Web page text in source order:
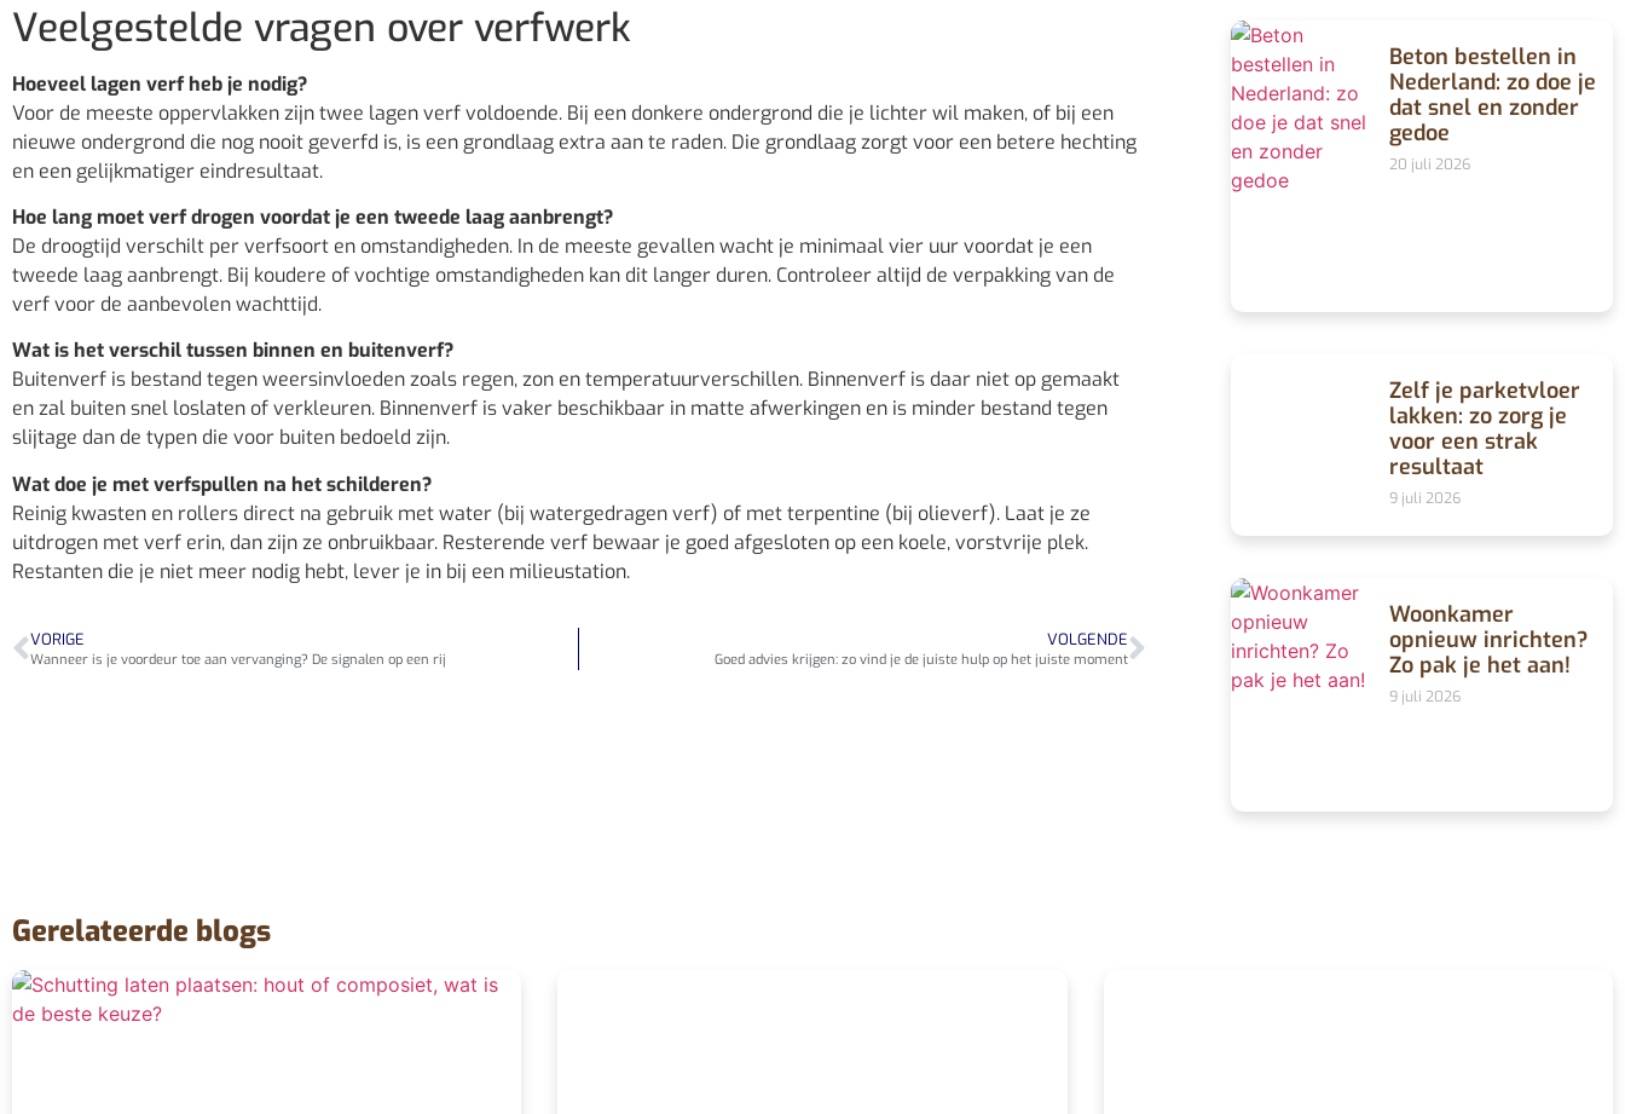
Veelgestelde vragen over verfwerk
Hoeveel lagen verf heb je nodig?
Voor de meeste oppervlakken zijn twee lagen verf voldoende. Bij een donkere ondergrond die je lichter wil maken, of bij een
nieuwe ondergrond die nog nooit geverfd is, is een grondlaag extra aan te raden. Die grondlaag zorgt voor een betere hechting
en een gelijkmatiger eindresultaat.
Hoe lang moet verf drogen voordat je een tweede laag aanbrengt?
De droogtijd verschilt per verfsoort en omstandigheden. In de meeste gevallen wacht je minimaal vier uur voordat je een
tweede laag aanbrengt. Bij koudere of vochtige omstandigheden kan dit langer duren. Controleer altijd de verpakking van de
verf voor de aanbevolen wachttijd.
Wat is het verschil tussen binnen en buitenverf?
Buitenverf is bestand tegen weersinvloeden zoals regen, zon en temperatuurverschillen. Binnenverf is daar niet op gemaakt
en zal buiten snel loslaten of verkleuren. Binnenverf is vaker beschikbaar in matte afwerkingen en is minder bestand tegen
slijtage dan de typen die voor buiten bedoeld zijn.
Wat doe je met verfspullen na het schilderen?
Reinig kwasten en rollers direct na gebruik met water (bij watergedragen verf) of met terpentine (bij olieverf). Laat je ze
uitdrogen met verf erin, dan zijn ze onbruikbaar. Resterende verf bewaar je goed afgesloten op een koele, vorstvrije plek.
Restanten die je niet meer nodig hebt, lever je in bij een milieustation.
VORIGE
Wanneer is je voordeur toe aan vervanging? De signalen op een rij
VOLGENDE
Goed advies krijgen: zo vind je de juiste hulp op het juiste moment
Beton bestellen in
Nederland: zo doe je
dat snel en zonder
gedoe
20 juli 2026
Zelf je parketvloer
lakken: zo zorg je
voor een strak
resultaat
9 juli 2026
Woonkamer
opnieuw inrichten?
Zo pak je het aan!
9 juli 2026
Gerelateerde blogs